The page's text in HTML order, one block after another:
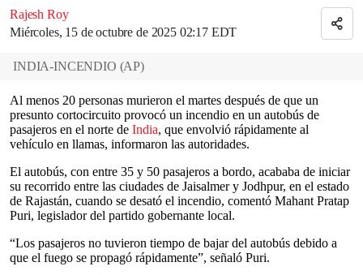
Rajesh Roy
Miércoles, 15 de octubre de 2025 02:17 EDT
INDIA-INCENDIO (AP)
Al menos 20 personas murieron el martes después de que un
presunto cortocircuito provocó un incendio en un autobús de
pasajeros en el norte de India, que envolvió rápidamente al
vehículo en llamas, informaron las autoridades.
El autobús, con entre 35 y 50 pasajeros a bordo, acababa de iniciar
su recorrido entre las ciudades de Jaisalmer y Jodhpur, en el estado
de Rajastán, cuando se desató el incendio, comentó Mahant Pratap
Puri, legislador del partido gobernante local.
“Los pasajeros no tuvieron tiempo de bajar del autobús debido a
que el fuego se propagó rápidamente”, señaló Puri.